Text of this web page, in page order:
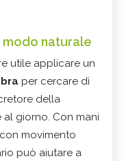
modo naturale
utile applicare un
per cercare di
della
al giorno. Con mani
movimento
può aiutare a